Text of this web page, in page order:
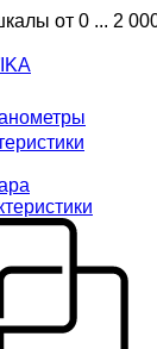
от 0 ... 2